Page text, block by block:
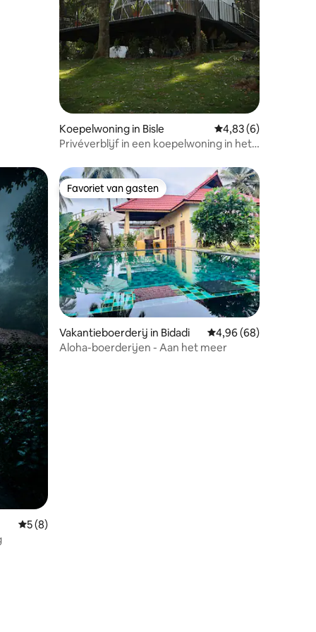
Koepelwoning in Bisle Gemiddelde
4,83 (6)
Privéverblijf in een koepelwoning in het
Gemiddelde beoordeling van 5 op 5, 8 recensies
5 (8)
Favoriet van gasten
Favoriet van gasten
Vakantieboerderij in Bidadi Gemiddelde
4,96 (68)
Aloha-boerderijen - Aan het meer